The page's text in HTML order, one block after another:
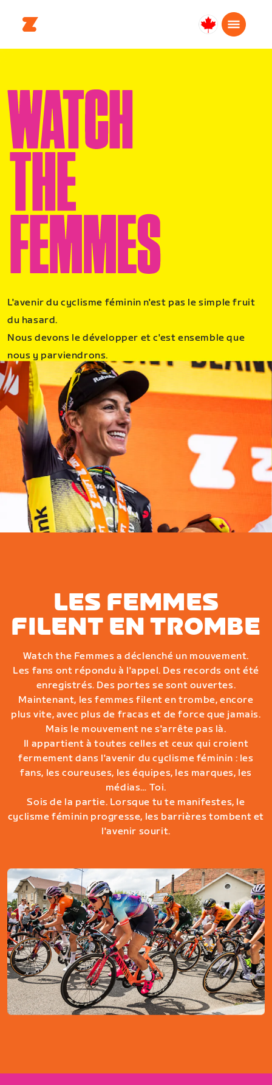
Canada
Français
L'avenir du cyclisme féminin n'est pas le simple fruit
du hasard.
Nous devons le développer et c'est ensemble que
nous y parviendrons.
LES FEMMES
FILENT EN TROMBE
Watch the Femmes a déclenché un mouvement.
Les fans ont répondu à l'appel. Des records ont été
enregistrés. Des portes se sont ouvertes.
Maintenant, les femmes filent en trombe, encore
plus vite, avec plus de fracas et de force que jamais.
Mais le mouvement ne s'arrête pas là.
Il appartient à toutes celles et ceux qui croient
fermement dans l'avenir du cyclisme féminin : les
fans, les coureuses, les équipes, les marques, les
médias… Toi.
Sois de la partie. Lorsque tu te manifestes, le
cyclisme féminin progresse, les barrières tombent et
l'avenir sourit.